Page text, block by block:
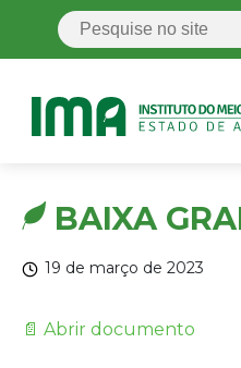
BAIXA
19 de março de 2023
📄 Abrir documento